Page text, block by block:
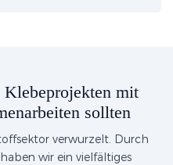
Klebeprojekten mit
sollten
verwurzelt. Durch
wir ein vielfältiges